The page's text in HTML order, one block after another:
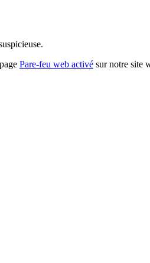
Pare-feu web activé sur notre site